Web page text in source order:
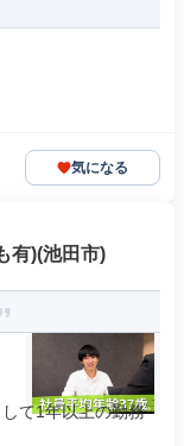
気になる
有)(池田市)
て1年以上の勤務